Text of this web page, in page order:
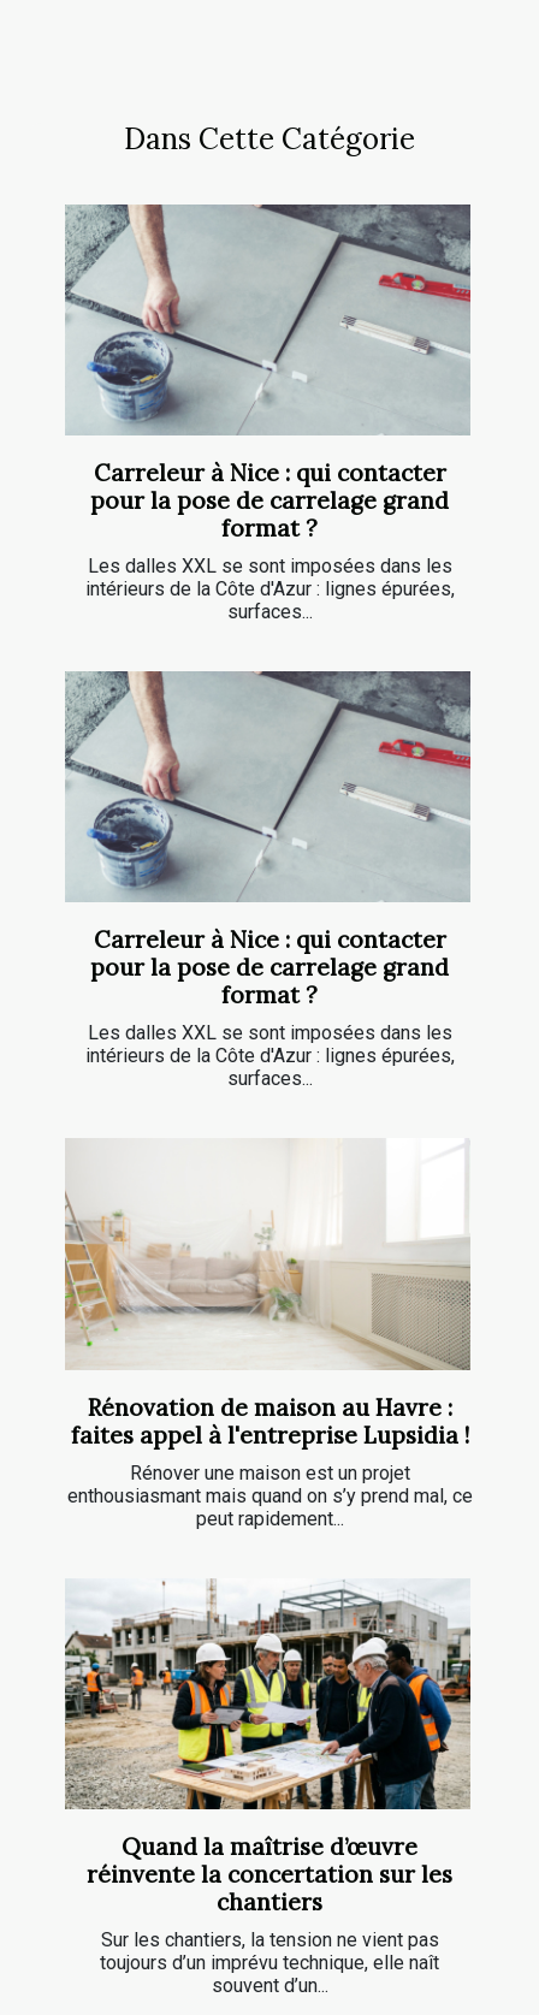
Dans Cette Catégorie
Carreleur à Nice : qui contacter
pour la pose de carrelage grand
format ?
Les dalles XXL se sont imposées dans les
intérieurs de la Côte d'Azur : lignes épurées,
surfaces...
Carreleur à Nice : qui contacter
pour la pose de carrelage grand
format ?
Les dalles XXL se sont imposées dans les
intérieurs de la Côte d'Azur : lignes épurées,
surfaces...
Rénovation de maison au Havre :
faites appel à l'entreprise Lupsidia !
Rénover une maison est un projet
enthousiasmant mais quand on s’y prend mal, ce
peut rapidement...
Quand la maîtrise d’œuvre
réinvente la concertation sur les
chantiers
Sur les chantiers, la tension ne vient pas
toujours d’un imprévu technique, elle naît
souvent d’un...